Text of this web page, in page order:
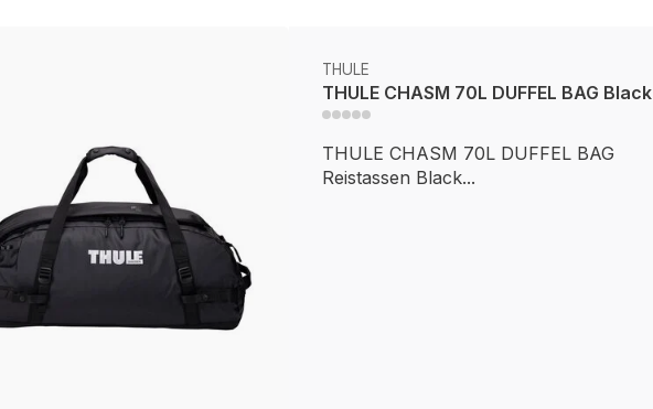
THULE
THULE CHASM 70L DUFFEL BAG Black
THULE CHASM 70L DUFFEL BAG
Reistassen Black...